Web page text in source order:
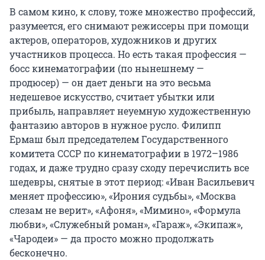
В самом кино, к слову, тоже множество профессий,
разумеется, его снимают режиссеры при помощи
актеров, операторов, художников и других
участников процесса. Но есть такая профессия —
босс кинематографии (по нынешнему —
продюсер) — он дает деньги на это весьма
недешевое искусство, считает убытки или
прибыль, направляет неуемную художественную
фантазию авторов в нужное русло. Филипп
Ермаш был председателем Государственного
комитета СССР по кинематографии в 1972–1986
годах, и даже трудно сразу сходу перечислить все
шедевры, снятые в этот период: «Иван Васильевич
меняет профессию», «Ирония судьбы», «Москва
слезам не верит», «Афоня», «Мимино», «Формула
любви», «Служебный роман», «Гараж», «Экипаж»,
«Чародеи» — да просто можно продолжать
бесконечно.